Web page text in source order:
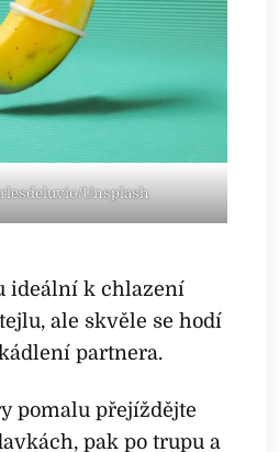
Unsplash
ideální k chlazení
ale skvěle se hodí
partnera.
pomalu přejíždějte
pak po trupu a